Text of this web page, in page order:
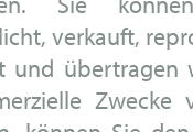
verkauft,
und übertragen
Zwecke